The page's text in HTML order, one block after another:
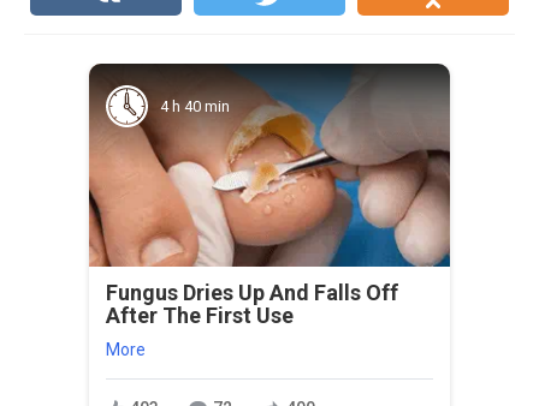
4 h 40 min
Fungus Dries Up And Falls Off
After The First Use
More